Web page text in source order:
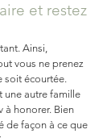
et restez
Ainsi,
vous ne prenez
soit écourtée.
une autre famille
à honorer. Bien
de façon à ce que